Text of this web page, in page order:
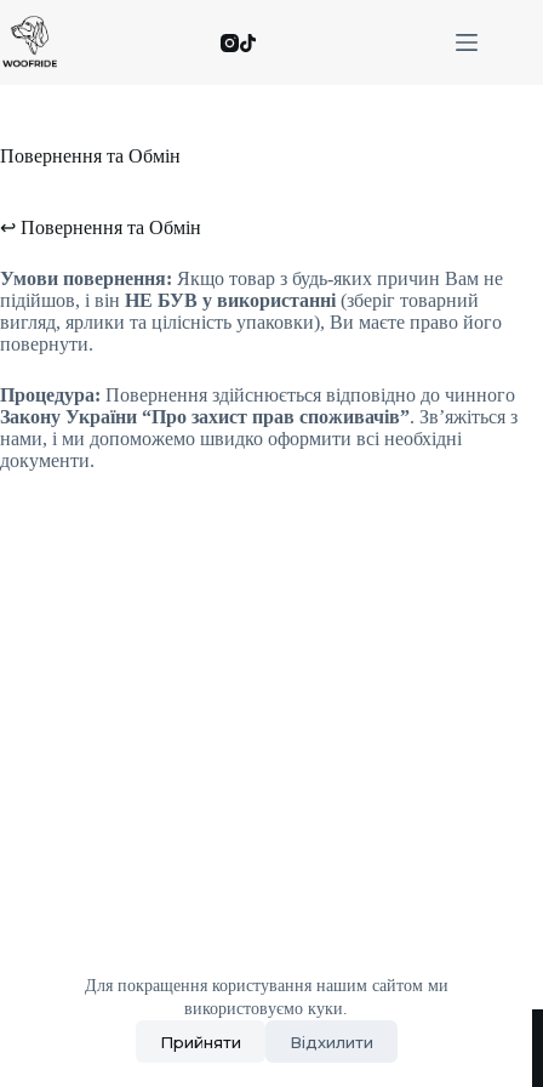
Для покращення користування нашим сайтом ми
використовуємо куки.
Прийняти Відхилити
Повернення та Обмін​
↩️ Повернення та Обмін​
Умови повернення: Якщо товар з будь-яких причин Вам не
підійшов, і він НЕ БУВ у використанні (зберіг товарний
вигляд, ярлики та цілісність упаковки), Ви маєте право його
повернути.
Процедура: Повернення здійснюється відповідно до чинного
Закону України “Про захист прав споживачів”. Зв’яжіться з
нами, і ми допоможемо швидко оформити всі необхідні
документи.
ПОЛІТИКА КОНФІДЕНЦІЙНОСТІ
ДОСТАВКА І ОПЛАТА
ЗАМОВЛЕННЯ
ПОВЕРНЕННЯ ТА ОБМІН​